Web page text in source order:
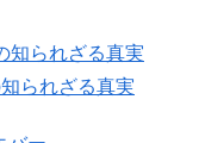
られざる真実